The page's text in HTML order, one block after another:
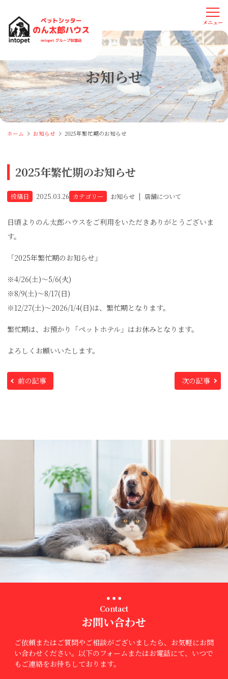
お知らせ
ホーム お知らせ 2025年繁忙期のお知らせ
2025年繁忙期のお知らせ
投稿日 2025.03.26 カテゴリー お知らせ | 店舗について
日頃よりのん太郎ハウスをご利用をいただきありがとうございま
す。
「2025年繁忙期のお知らせ」
※4/26(土)〜5/6(火)
※8/9(土)〜8/17(日)
※12/27(土)〜2026/1/4(日)は、繁忙期となります。
繁忙期は、お預かり「ペットホテル」はお休みとなります。
よろしくお願いいたします。
前の記事 次の記事
Contact
お問い合わせ
ご依頼またはご質問やご相談がございましたら、お気軽にお問
い合わせください。以下のフォームまたはお電話にて、いつで
もご連絡をお待ちしております。